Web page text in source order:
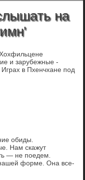
на
и зарубежные -
Играх в Пхенчхане под
обиды.
Нам скажут
— не поедем.
форме. Она все-